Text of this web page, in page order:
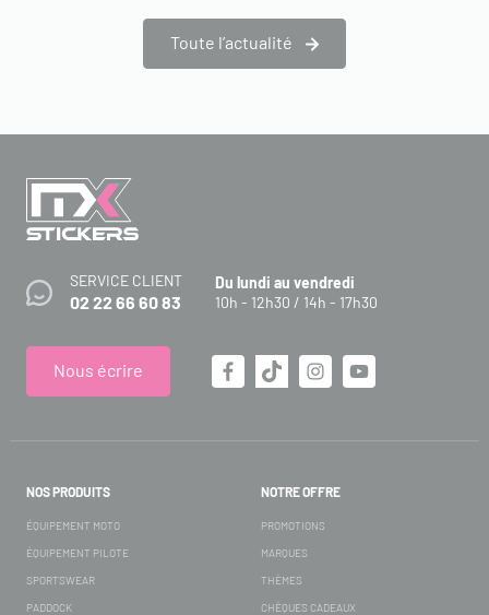
Toute l’actualité
SERVICE CLIENT
02 22 66 60 83
Du lundi au vendredi
10h - 12h30 / 14h - 17h30
Nous écrire
NOS PRODUITS
ÉQUIPEMENT MOTO
ÉQUIPEMENT PILOTE
SPORTSWEAR
PADDOCK
NOTRE OFFRE
PROMOTIONS
MARQUES
THÈMES
CHÈQUES CADEAUX